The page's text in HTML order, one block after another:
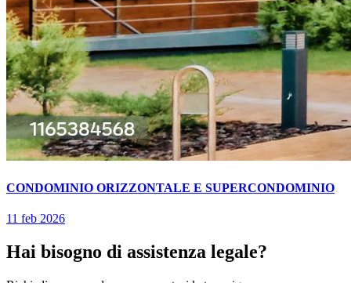
CONDOMINIO ORIZZONTALE E SUPERCONDOMINIO
11 feb 2026
Hai bisogno di assistenza legale?